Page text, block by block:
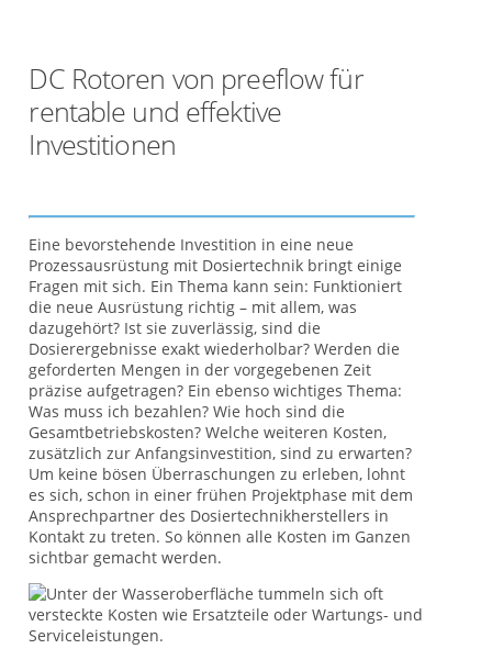
DC Rotoren von preeflow für
rentable und effektive
Investitionen
Eine bevorstehende Investition in eine neue
Prozessausrüstung mit Dosiertechnik bringt einige
Fragen mit sich. Ein Thema kann sein: Funktioniert
die neue Ausrüstung richtig – mit allem, was
dazugehört? Ist sie zuverlässig, sind die
Dosierergebnisse exakt wiederholbar? Werden die
geforderten Mengen in der vorgegebenen Zeit
präzise aufgetragen? Ein ebenso wichtiges Thema:
Was muss ich bezahlen? Wie hoch sind die
Gesamtbetriebskosten? Welche weiteren Kosten,
zusätzlich zur Anfangsinvestition, sind zu erwarten?
Um keine bösen Überraschungen zu erleben, lohnt
es sich, schon in einer frühen Projektphase mit dem
Ansprechpartner des Dosiertechnikherstellers in
Kontakt zu treten. So können alle Kosten im Ganzen
sichtbar gemacht werden.